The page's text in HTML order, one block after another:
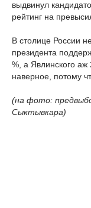
выдвинул
рейтинг на
В столице России
президента
%, а Явлинского аж
наверное, потому
(на фото:
Сыктывкара)